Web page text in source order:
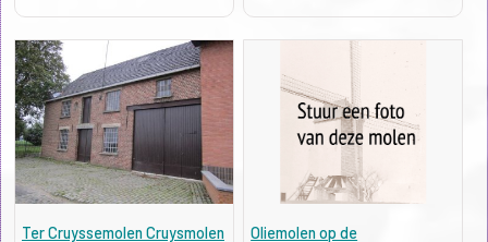
Ter Cruyssemolen Cruysmolen
Oliemolen op de